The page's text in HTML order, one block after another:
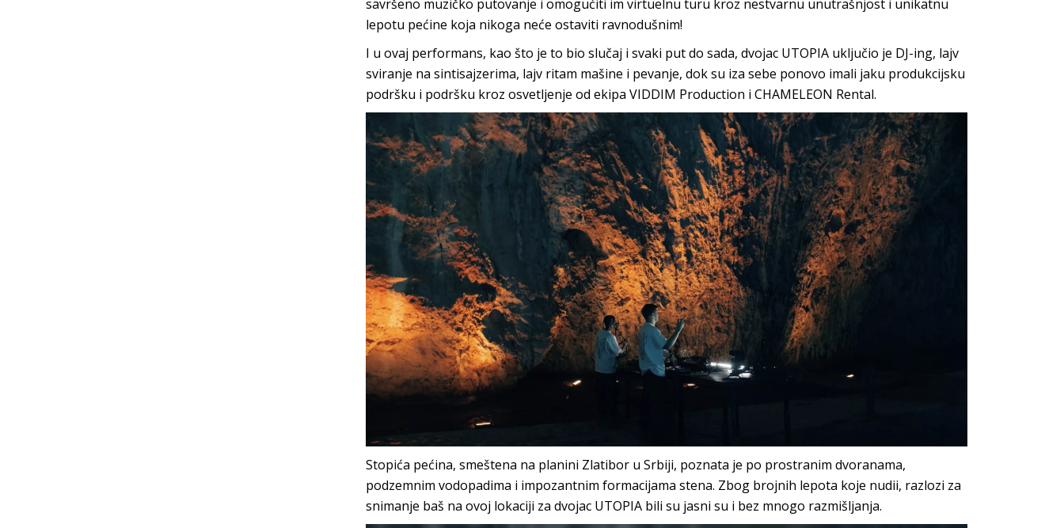
savršeno muzičko putovanje i omogućiti im virtuelnu turu kroz nestvarnu unutrašnjost i unikatnu
lepotu pećine koja nikoga neće ostaviti ravnodušnim!
I u ovaj performans, kao što je to bio slučaj i svaki put do sada, dvojac UTOPIA uključio je DJ-ing, lajv
sviranje na sintisajzerima, lajv ritam mašine i pevanje, dok su iza sebe ponovo imali jaku produkcijsku
podršku i podršku kroz osvetljenje od ekipa VIDDIM Production i CHAMELEON Rental.
Stopića pećina, smeštena na planini Zlatibor u Srbiji, poznata je po prostranim dvoranama,
podzemnim vodopadima i impozantnim formacijama stena. Zbog brojnih lepota koje nudii, razlozi za
snimanje baš na ovoj lokaciji za dvojac UTOPIA bili su jasni su i bez mnogo razmišljanja.